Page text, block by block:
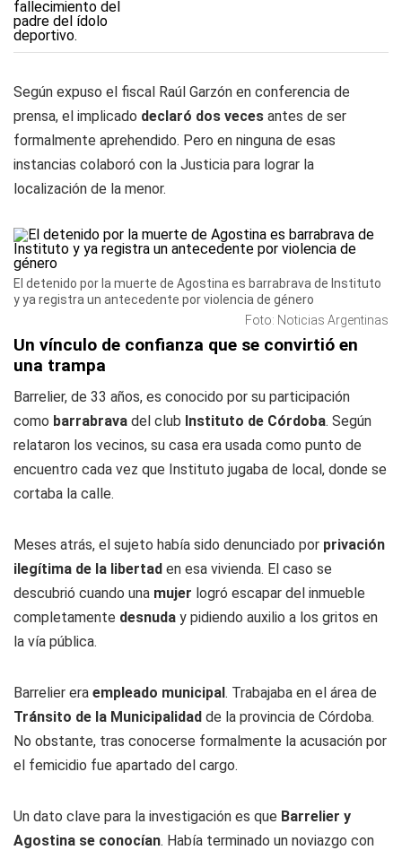
Según expuso el fiscal Raúl Garzón en conferencia de
prensa, el implicado declaró dos veces antes de ser
formalmente aprehendido. Pero en ninguna de esas
instancias colaboró con la Justicia para lograr la
localización de la menor.
El detenido por la muerte de Agostina es barrabrava de Instituto
y ya registra un antecedente por violencia de género
Foto: Noticias Argentinas
Un vínculo de confianza que se convirtió en
una trampa
Barrelier, de 33 años, es conocido por su participación
como barrabrava del club Instituto de Córdoba. Según
relataron los vecinos, su casa era usada como punto de
encuentro cada vez que Instituto jugaba de local, donde se
cortaba la calle.
Meses atrás, el sujeto había sido denunciado por privación
ilegítima de la libertad en esa vivienda. El caso se
descubrió cuando una mujer logró escapar del inmueble
completamente desnuda y pidiendo auxilio a los gritos en
la vía pública.
Barrelier era empleado municipal. Trabajaba en el área de
Tránsito de la Municipalidad de la provincia de Córdoba.
No obstante, tras conocerse formalmente la acusación por
el femicidio fue apartado del cargo.
Un dato clave para la investigación es que Barrelier y
Agostina se conocían. Había terminado un noviazgo con